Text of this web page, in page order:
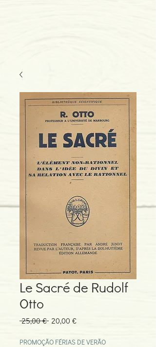
Le Sacré de Rudolf
Otto
25,00 € Preço
20,00 €Preço
PROMOÇÃO FÉRIAS DE VERÃO